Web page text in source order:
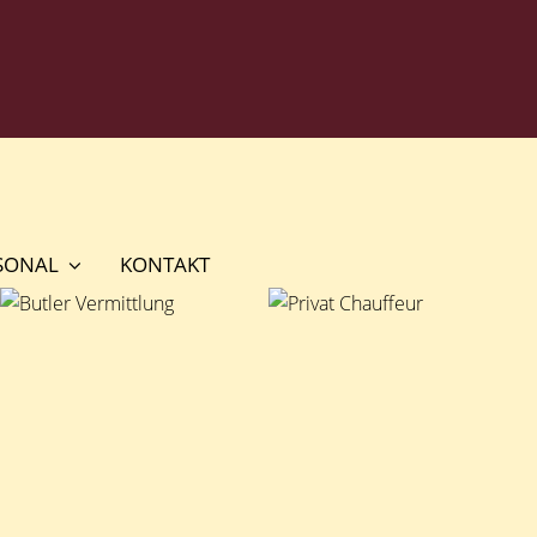
KONTAKT